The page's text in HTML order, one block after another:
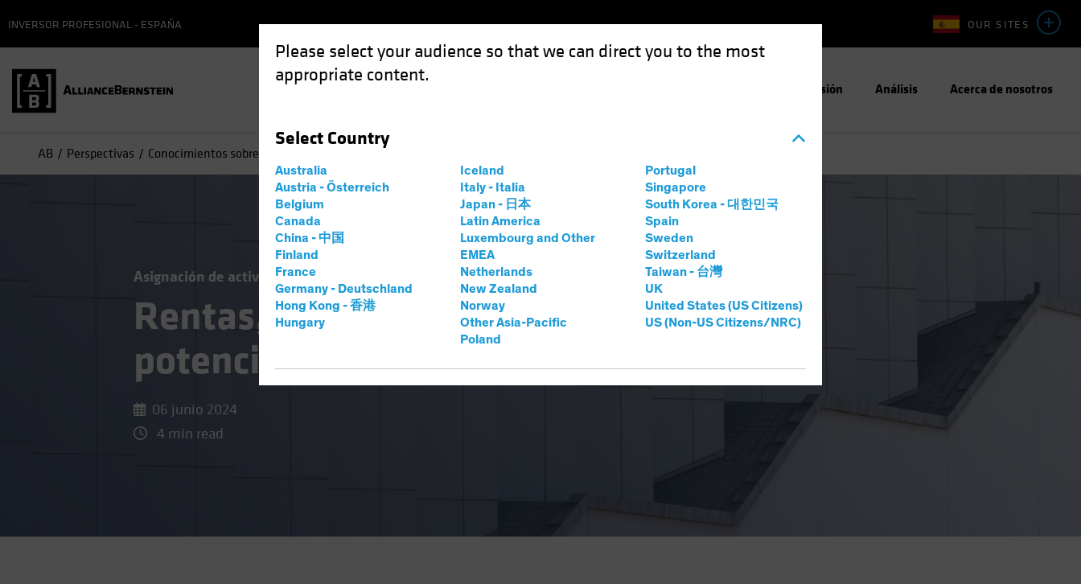
Please select your audience so that we can direct you to the most
appropriate content.
Select Country
Australia
Austria - Österreich
Belgium
Canada
China - 中国
Finland
France
Germany - Deutschland
Hong Kong - 香港
Hungary
Iceland
Italy - Italia
Japan - 日本
Latin America
Luxembourg and Other
EMEA
Netherlands
New Zealand
Norway
Other Asia-Pacific
Poland
Portugal
Singapore
South Korea - 대한민국
Spain
Sweden
Switzerland
Taiwan - 台灣
UK
United States (US Citizens)
US (Non-US Citizens/NRC)
OUR SITES
INVERSOR PROFESIONAL - ESPAÑA
Enfoque de Inversión Análisis Acerca de nosotros
AB Perspectivas Conocimientos sobre inversiones
Asignación de activos Rentas Blog
Rentas, pero acompañadas de
potencial de crecimiento
06 junio 2024
4 min read